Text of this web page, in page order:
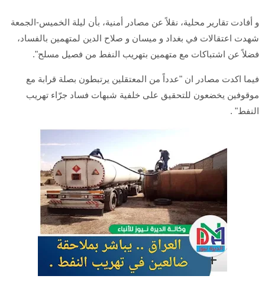
و أفادت تقارير محلية، نقلاً عن مصادر أمنية، بأن ليلة الخميس-الجمعة
شهدت اعتقالات في بغداد و ميسان و صلاح الدين لمتهمين بالفساد،
فضلاً عن اشتباكات مع متهمين بتهريب النفط من فصيل مسلح".
فيما اكدت مصادر ان "عدداً من المعتقلين يرتبطون بصلة قرابة مع
موقوفين يخضعون للتحقيق على خلفية شبهات فساد جرّاء تهريب
النفط" .